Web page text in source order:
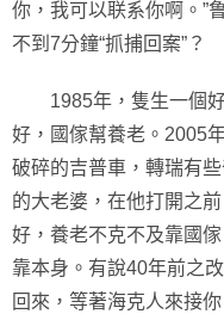
你，我可以联系你啊。”
不到7分鐘“抓捕回案”？
1985年，隻生一個好
好，國傢幫養老。2005
破碎的吉普車，轉瑞有
的大老婆，在他打開之
好，養老不克不及靠國
靠本身。有說40年前之
回來，等著海克人來接